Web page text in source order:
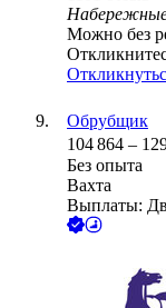
Набережные
Можно без
Обрубщик
104 864 –
Без опыта
Вахта
Выплаты: